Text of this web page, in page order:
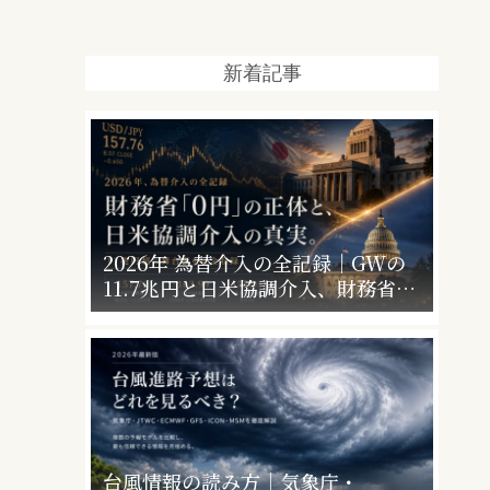
新着記事
2026年 為替介入の全記録｜GWの
11.7兆円と日米協調介入、財務省
「0円」の意味
台風情報の読み方｜気象庁・